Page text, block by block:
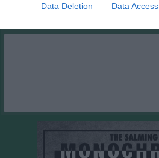
Data Deletion Data Access